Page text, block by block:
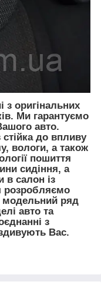
з оригінальних
Ми гарантуємо
авто.
до впливу
вологи, а також
пошиття
сидіння, а
в салон із
розробляємо
модельний ряд
авто та
з
Вас.